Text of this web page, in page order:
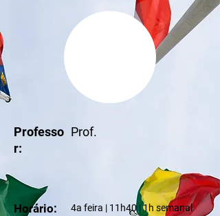
Professo
r:
Prof.
Horário: 4a feira | 11h40 | 1h semanal